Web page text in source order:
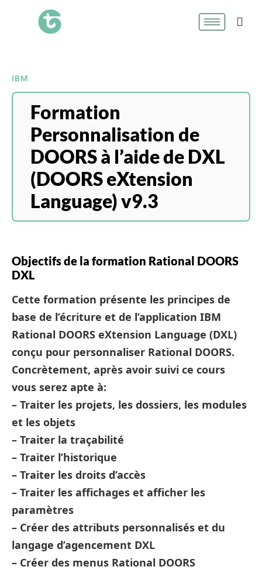
IBM
Formation
Personnalisation de
DOORS à l’aide de DXL
(DOORS eXtension
Language) v9.3
Objectifs de la formation Rational DOORS
DXL
Cette formation présente les principes de
base de l’écriture et de l’application IBM
Rational DOORS eXtension Language (DXL)
conçu pour personnaliser Rational DOORS.
Concrètement, après avoir suivi ce cours
vous serez apte à:
– Traiter les projets, les dossiers, les modules
et les objets
– Traiter la traçabilité
– Traiter l’historique
– Traiter les droits d’accès
– Traiter les affichages et afficher les
paramètres
– Créer des attributs personnalisés et du
langage d’agencement DXL
– Créer des menus Rational DOORS